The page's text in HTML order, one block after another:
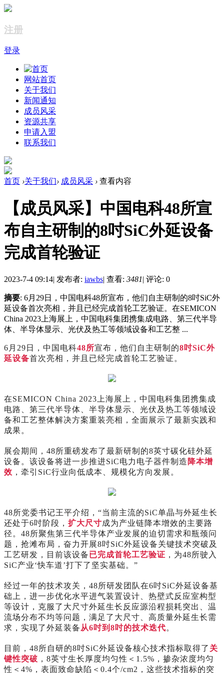
注册
登录
网站首页
关于我们
新闻通知
成员风采
资源共享
申请入盟
联系我们
首页 ›关于我们› 成员风采 › 查看内容
【成员风采】中国电科48所宣
布自主研制的8吋SiC外延设备
完成首轮验证
2023-7-4 09:14| 发布者: iawbs| 查看: 3481| 评论: 0
摘要: 6月29日，中国电科48所宣布，他们自主研制的8吋SiC外
延设备首次亮相，并且已经完成首轮工艺验证。在SEMICON
China 2023上海展上，中国电科集团携集成电路、第三代半导
体、半导体显示、光伏及热工等领域设备和工艺整 ...
6月29日，中国电科48所宣布，他们自主研制的8吋SiC外
延设备首次亮相，并且已经完成首轮工艺验证。
在SEMICON China 2023上海展上，中国电科集团携集成
电路、第三代半导体、半导体显示、光伏及热工等领域设
备和工艺整体解决方案重装亮相，全面展示了最新实践和
成果。
展会期间，48所重磅发布了最新研制的8英寸碳化硅外延
设备。该设备将进一步推进SiC电力电子器件制造 降本增
效 ，牵引SiC行业向低成本、规模化方向发展。
48所党委书记王平介绍，“当前主流的SiC单晶与外延生长
还处于6吋阶段， 扩大尺寸成为产业链降本增效的主要路
径。48所聚焦第三代半导体产业发展的迫切需求和瓶颈问
题，抢滩布局，奋力开展8吋SiC外延设备关键技术突破及
工艺研发，目前该设备已完成首轮工艺验证 ，为48所驶入
SiC产业‘快车道’打下了坚实基础。”
经过一年的技术攻关，48所研发团队在6吋SiC外延设备基
础上，进一步优化水平进气装置设计、热壁式反应室构型
等设计，克服了大尺寸外延生长反应源沿程损耗突出、温
流场分布不均等问题，满足了大尺寸、高质量外延生长需
求，实现了外延装备 从6吋到8吋的技术迭代。
目前，48所自研的8吋SiC外延设备核心技术指标取得了 关
键性突破 ，8英寸生长厚度均匀性＜1.5%，掺杂浓度均匀
性＜4%，表面致命缺陷＜0.4个/cm2，这些技术指标的突